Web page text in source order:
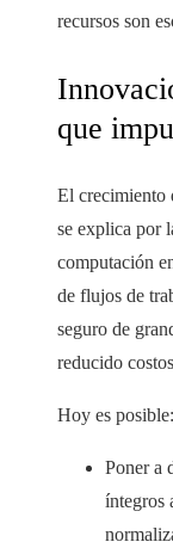
recursos son
que
El crecimiento
se explica por
computación
de flujos de
seguro de
reducido
Hoy es posible:
Poner a
íntegros